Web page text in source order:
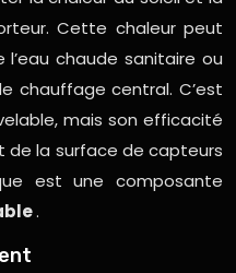
Cette chaleur peut
chaude sanitaire ou
chauffage central. C’est
mais son efficacité
de la surface de capteurs
est une composante
.